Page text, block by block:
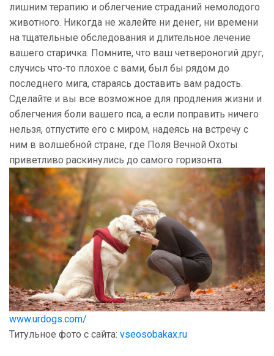
лишним терапию и облегчение страданий немолодого
животного. Никогда не жалейте ни денег, ни времени
на тщательные обследования и длительное лечение
вашего старичка. Помните, что ваш четвероногий друг,
случись что-то плохое с вами, был бы рядом до
последнего мига, стараясь доставить вам радость.
Сделайте и вы все возможное для продления жизни и
облегчения боли вашего пса, а если поправить ничего
нельзя, отпустите его с миром, надеясь на встречу с
ним в волшебной стране, где Поля Вечной Охоты
приветливо раскинулись до самого горизонта.
www.urdogs.com/
Титульное фото с сайта: vseosobakax.ru